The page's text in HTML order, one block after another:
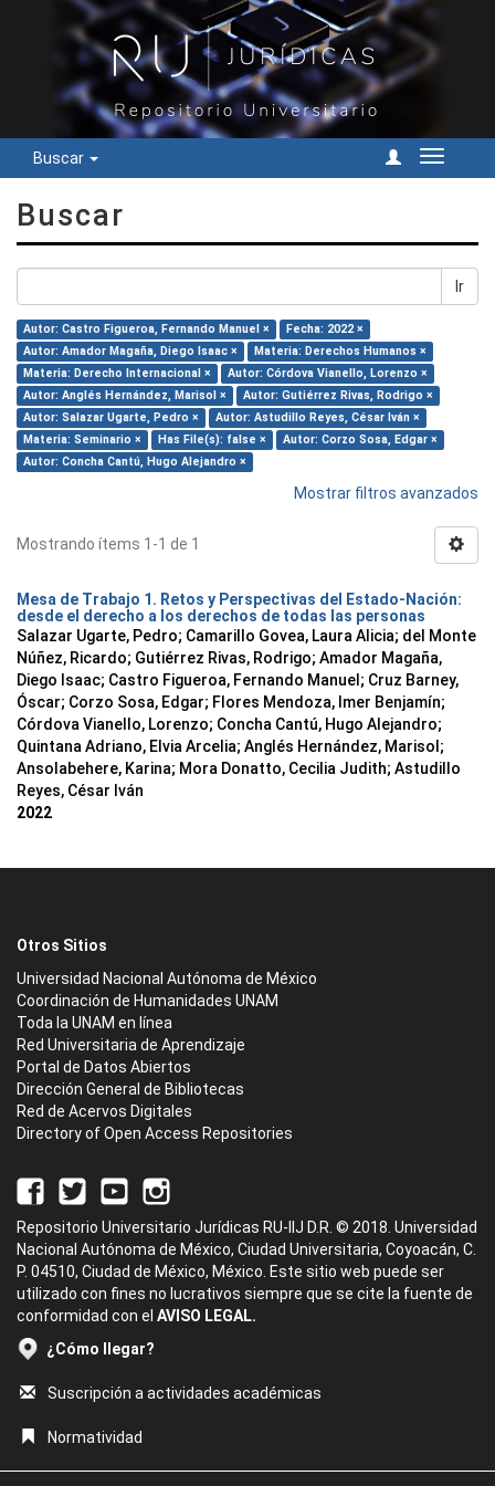
Buscar
Cambiar
Buscar
Ir
Autor: Castro Figueroa, Fernando Manuel ×
Fecha: 2022 ×
Autor: Amador Magaña, Diego Isaac ×
Materia: Derechos Humanos ×
Materia: Derecho Internacional ×
Autor: Córdova Vianello, Lorenzo ×
Autor: Anglés Hernández, Marisol ×
Autor: Gutiérrez Rivas, Rodrigo ×
Autor: Salazar Ugarte, Pedro ×
Autor: Astudillo Reyes, César Iván ×
Materia: Seminario ×
Has File(s): false ×
Autor: Corzo Sosa, Edgar ×
Autor: Concha Cantú, Hugo Alejandro ×
Mostrar filtros avanzados
Mostrando ítems 1-1 de 1
Mesa de Trabajo 1. Retos y Perspectivas del Estado-Nación:
desde el derecho a los derechos de todas las personas
Salazar Ugarte, Pedro; Camarillo Govea, Laura Alicia; del Monte
Núñez, Ricardo; Gutiérrez Rivas, Rodrigo; Amador Magaña,
Diego Isaac; Castro Figueroa, Fernando Manuel ; Cruz Barney,
Óscar; Corzo Sosa, Edgar; Flores Mendoza, Imer Benjamín;
Córdova Vianello, Lorenzo; Concha Cantú, Hugo Alejandro;
Quintana Adriano, Elvia Arcelia; Anglés Hernández, Marisol ;
Ansolabehere, Karina; Mora Donatto, Cecilia Judith; Astudillo
Reyes, César Iván
2022
Otros Sitios
Universidad Nacional Autónoma de México
Coordinación de Humanidades UNAM
Toda la UNAM en línea
Red Universitaria de Aprendizaje
Portal de Datos Abiertos
Dirección General de Bibliotecas
Red de Acervos Digitales
Directory of Open Access Repositories
Repositorio Universitario Jurídicas RU-IIJ D.R. © 2018. Universidad
Nacional Autónoma de México, Ciudad Universitaria, Coyoacán, C.
P. 04510, Ciudad de México, México. Este sitio web puede ser
utilizado con fines no lucrativos siempre que se cite la fuente de
conformidad con el AVISO LEGAL.
¿Cómo llegar?
Suscripción a actividades académicas
Normatividad